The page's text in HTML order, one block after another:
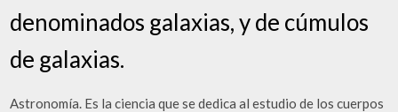
denominados galaxias, y de cúmulos
de galaxias.
Astronomía. Es la ciencia que se dedica al estudio de los cuerpos